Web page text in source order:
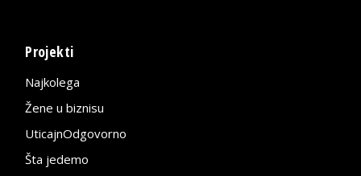
Projekti
Najkolega
Žene u biznisu
UticajnOdgovorno
Šta jedemo